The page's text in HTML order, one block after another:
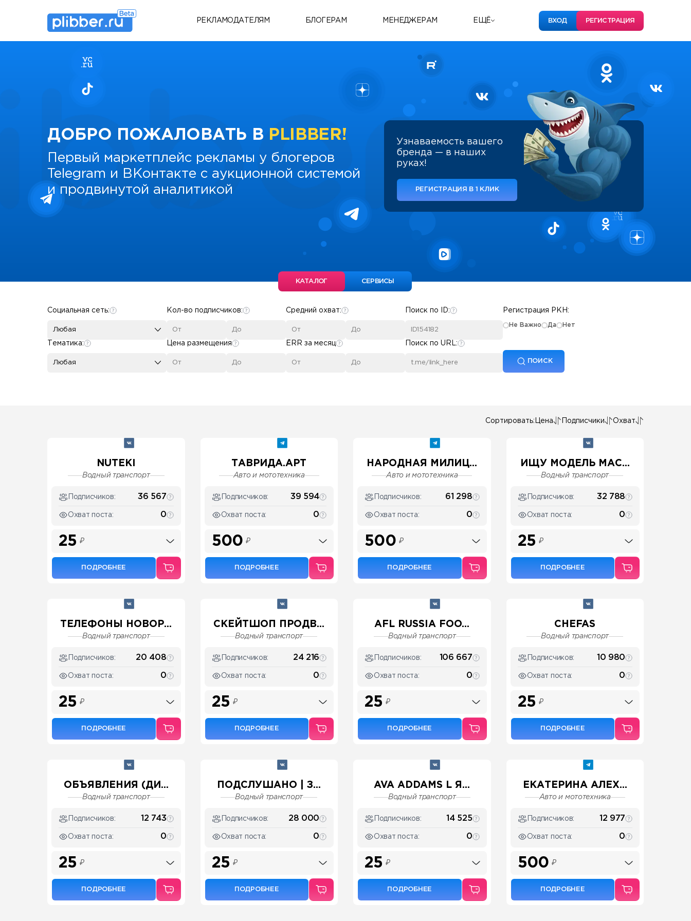
РЕКЛАМОДАТЕЛЯМ БЛОГЕРАМ МЕНЕДЖЕРАМ ЕЩЁ ВХОД РЕГИСТРАЦИЯ
ДОБРО ПОЖАЛОВАТЬ В PLIBBER!
Первый маркетплейс рекламы у блогеров
Telegram и ВКонтакте с аукционной системой
и продвинутой аналитикой
Узнаваемость вашего
бренда — в наших
руках!
РЕГИСТРАЦИЯ В 1 КЛИК
КАТАЛОГ СЕРВИСЫ
Тематика:
Любая
Социальная сеть:
Любая
Кол-во подписчиков:
Цена размещения
Средний охват:
ERR за месяц
Поиск по ID:
Поиск по URL:
Регистрация РКН:
Не Важно Да Нет
ПОИСК
Сортировать: Цена Подписчики Охват
NUTEKI
Водный транспорт
Подписчиков: 36 567
Охват поста: 0
25 ₽
ПОДРОБНЕЕ
ТАВРИДА.АРТ
Авто и мототехника
Подписчиков: 39 594
Охват поста: 0
500 ₽
ПОДРОБНЕЕ
НАРОДНАЯ МИЛИЦ...
Авто и мототехника
Подписчиков: 61 298
Охват поста: 0
500 ₽
ПОДРОБНЕЕ
ИЩУ МОДЕЛЬ МАС...
Водный транспорт
Подписчиков: 32 788
Охват поста: 0
25 ₽
ПОДРОБНЕЕ
ТЕЛЕФОНЫ НОВОР...
Водный транспорт
Подписчиков: 20 408
Охват поста: 0
25 ₽
ПОДРОБНЕЕ
СКЕЙТШОП ПРОДВ...
Водный транспорт
Подписчиков: 24 216
Охват поста: 0
25 ₽
ПОДРОБНЕЕ
AFL RUSSIA FOO...
Водный транспорт
Подписчиков: 106 667
Охват поста: 0
25 ₽
ПОДРОБНЕЕ
CHEFAS
Водный транспорт
Подписчиков: 10 980
Охват поста: 0
25 ₽
ПОДРОБНЕЕ
ОБЪЯВЛЕНИЯ (ДИ...
Водный транспорт
Подписчиков: 12 743
Охват поста: 0
25 ₽
ПОДРОБНЕЕ
ПОДСЛУШАНО | З...
Водный транспорт
Подписчиков: 28 000
Охват поста: 0
25 ₽
ПОДРОБНЕЕ
AVA ADDAMS L Я...
Водный транспорт
Подписчиков: 14 525
Охват поста: 0
25 ₽
ПОДРОБНЕЕ
ЕКАТЕРИНА АЛЕХ...
Авто и мототехника
Подписчиков: 12 977
Охват поста: 0
500 ₽
ПОДРОБНЕЕ